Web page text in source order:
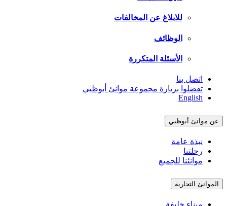
للابلاغ عن المخالفات
الوظائف
الأسئلة المتكررة
اتصل بنا
تفضلوا بزيارة مجموعة موانئ أبوظبي
English
عن موانئ أبوظبي
نبذة عامة
رحلتنا
موانئنا للجميع
الموانئ التجارية
ميناء خليفة